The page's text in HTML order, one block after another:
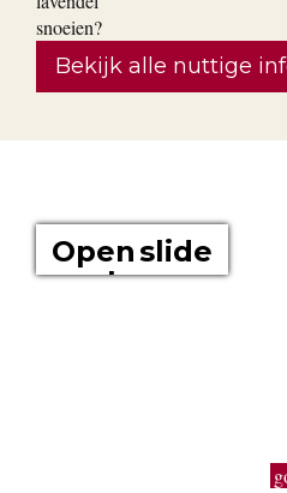
Bekijk alle nuttige
Open slide
show